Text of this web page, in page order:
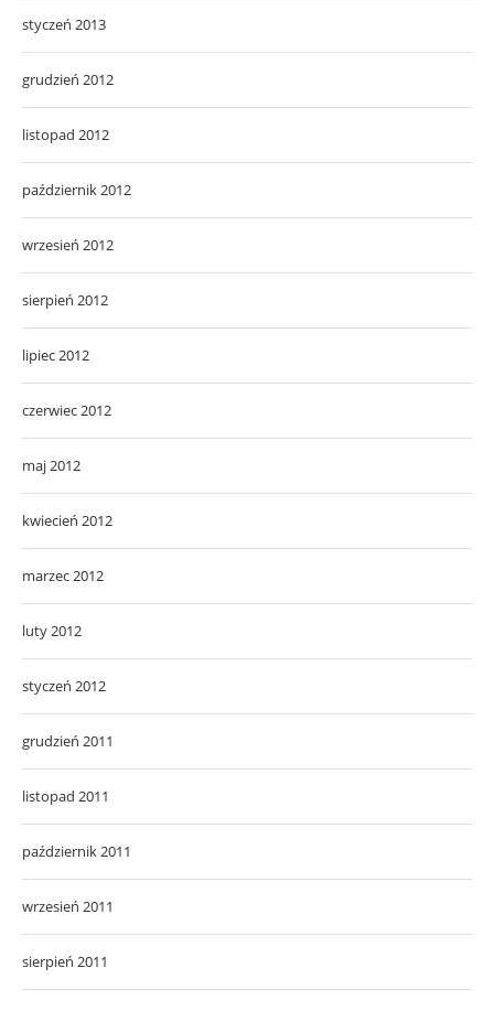
styczeń 2013
grudzień 2012
listopad 2012
październik 2012
wrzesień 2012
sierpień 2012
lipiec 2012
czerwiec 2012
maj 2012
kwiecień 2012
marzec 2012
luty 2012
styczeń 2012
grudzień 2011
listopad 2011
październik 2011
wrzesień 2011
sierpień 2011